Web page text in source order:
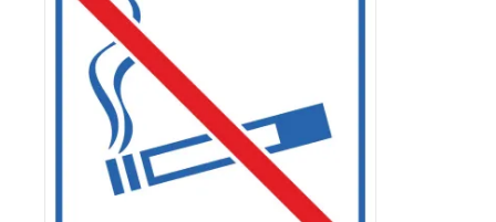
olika
alternativen
kan
väljas